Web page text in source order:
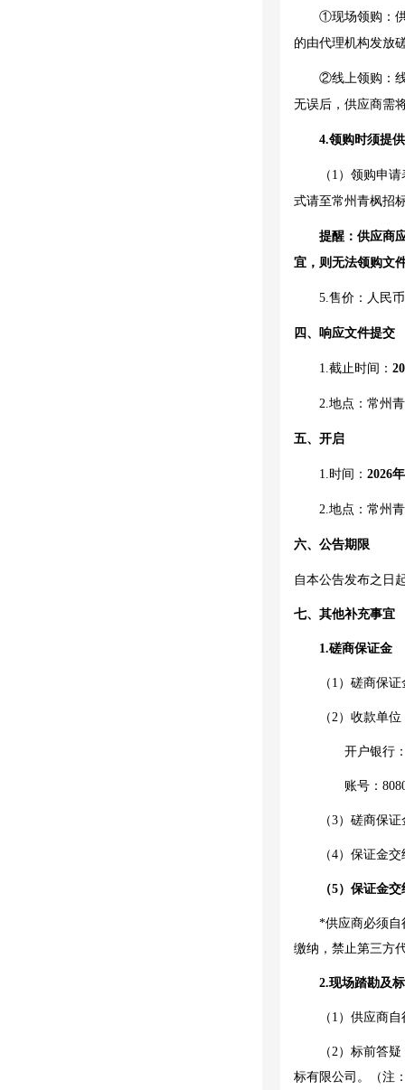
①现场领购：
的由代理机构发放
②线上领购：
无误后，供应商需
4.领购时须提
（ 1）领购申请
式请至常州青枫招
提醒：供应商
宜，则无法领购文
5.售价：人民
四、 响应文件提交
1.截止时间：
2.地点：常州
五、开启
1.时间： 2026年
2.地点：常州
六、公告期限
自本公告发布之日
七、其他补充事宜
1.磋商保证金
（ 1） 磋商保证
（2）收款单
开户银行
账号：
（3） 磋商保证
（4）保证金
（5）保证金
*供应商必须自
缴纳，禁止第三方
2.现场踏勘及
（ 1）供应商
（2）标前答
标有限公司。（注